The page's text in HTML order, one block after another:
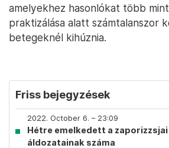
amelyekhez hasonlókat több
praktizálása alatt számtalanszor
betegeknél kihúznia.
Friss bejegyzések
2022. October 6. – 23:09
Hétre emelkedett a
áldozatainak száma